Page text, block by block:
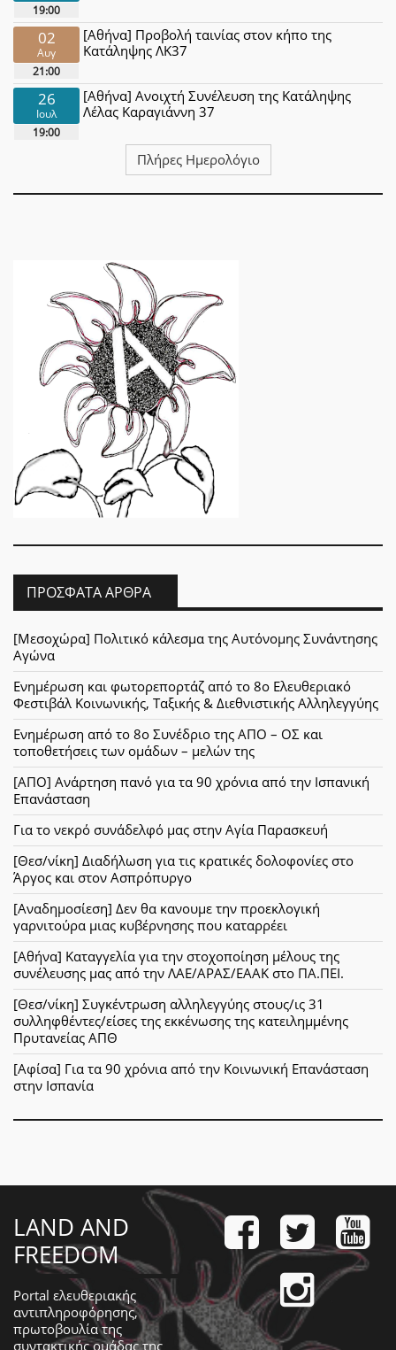
19:00
02
Αυγ
21:00
[Αθήνα] Προβολή ταινίας στον κήπο της
Κατάληψης ΛΚ37
26
Ιουλ
19:00
[Αθήνα] Ανοιχτή Συνέλευση της Κατάληψης
Λέλας Καραγιάννη 37
Πλήρες Ημερολόγιο
ΠΡΌΣΦΑΤΑ ΆΡΘΡΑ
[Μεσοχώρα] Πολιτικό κάλεσμα της Αυτόνομης Συνάντησης
Αγώνα
Ενημέρωση και φωτορεπορτάζ από το 8ο Ελευθεριακό
Φεστιβάλ Κοινωνικής, Ταξικής & Διεθνιστικής Αλληλεγγύης
Ενημέρωση από το 8ο Συνέδριο της ΑΠΟ – ΟΣ και
τοποθετήσεις των ομάδων – μελών της
[ΑΠΟ] Ανάρτηση πανό για τα 90 χρόνια από την Ισπανική
Επανάσταση
Για το νεκρό συνάδελφό μας στην Αγία Παρασκευή
[Θεσ/νίκη] Διαδήλωση για τις κρατικές δολοφονίες στο
Άργος και στον Ασπρόπυργο
[Αναδημοσίεση] Δεν θα κανουμε την προεκλογική
γαρνιτούρα μιας κυβέρνησης που καταρρέει
[Αθήνα] Καταγγελία για την στοχοποίηση μέλους της
συνέλευσης μας από την ΛΑΕ/ΑΡΑΣ/ΕΑΑΚ στο ΠΑ.ΠΕΙ.
[Θεσ/νίκη] Συγκέντρωση αλληλεγγύης στους/ις 31
συλληφθέντες/είσες της εκκένωσης της κατειλημμένης
Πρυτανείας ΑΠΘ
[Αφίσα] Για τα 90 χρόνια από την Κοινωνική Επανάσταση
στην Ισπανία
LAND AND
FREEDOM
Portal ελευθεριακής
αντιπληροφόρησης,
πρωτοβουλία της
συντακτικής ομάδας της